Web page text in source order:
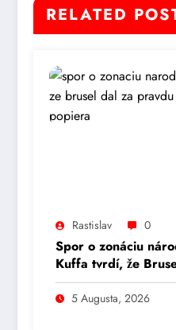
RELATED
Rastislav 0
Spor o zonáciu
Kuffa tvrdí, že
Tomáš Taraba to
5 Augusta, 2026